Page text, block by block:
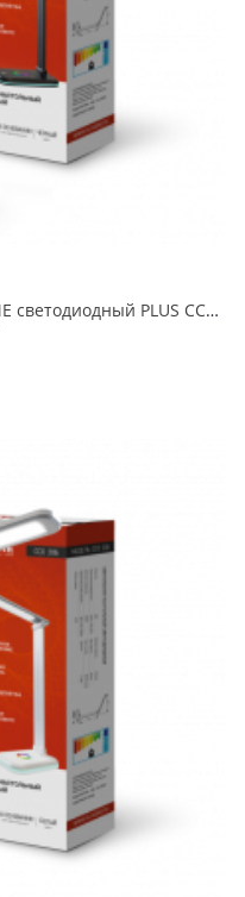
Светильник настольный IN HOME светодиодный PLUS ССО-20Ч 12Вт 6500К 640Лм RGB-подсветка, сенсор, с адаптером ЧЕРНЫЙ